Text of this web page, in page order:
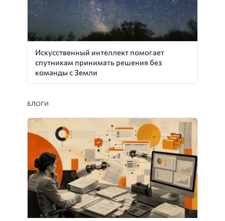
Искусственный интеллект помогает
спутникам принимать решения без
команды с Земли
БЛОГИ